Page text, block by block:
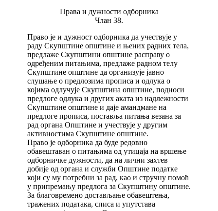
Права и дужности одборника
Члан 38.
Право је и дужност одборника да учествује у
раду Скупштине општине и њених радних тела,
предлаже Скупштини општине расправу о
одређеним питањима, предлаже радном телу
Скупштине општине да организује јавно
слушање о предлозима прописа и одлука о
којима одлучује Скупштина општине, подноси
предлоге одлука и других аката из надлежности
Скупштине општине и даје амандмане на
предлоге прописа, поставља питања везана за
рад органа Општине и учествује у другим
активностима Скупштине општине.
Право је одборника да буде редовно
обавештаван о питањима од утицаја на вршење
одборничке дужности, да на лични захтев
добије од органа и служби Општине податке
који су му потребни за рад, као и стручну помоћ
у припремању предлога за Скупштину општине.
За благовремено достављање обавештења,
тражених података, списа и упутстава